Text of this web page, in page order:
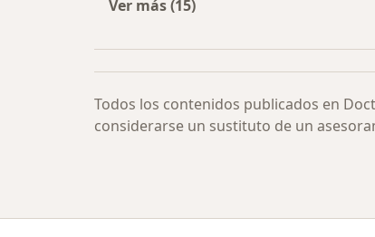
Ver más (15)
Todos los contenidos publicados en
considerarse un sustituto de un